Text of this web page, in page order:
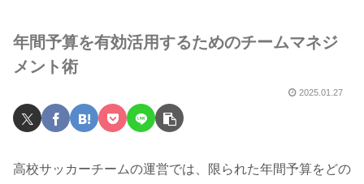
年間予算を有効活用するためのチームマネジ
メント術
2025.01.27
高校サッカーチームの運営では、限られた年間予算をどの